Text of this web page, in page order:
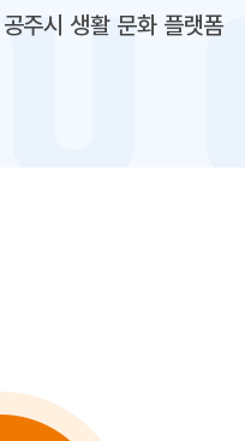
주시 생활 문화 플랫폼